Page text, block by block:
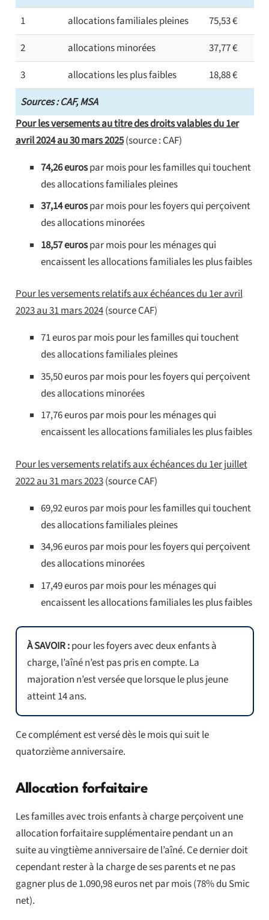
Sources : CAF, MSA
1 allocations familiales pleines
75,53 €
2
allocations minorées
37,77 €
3
allocations les plus faibles 18,88 €
Pour les versements au titre des droits valables du 1er
avril 2024 au 30 mars 2025(source : CAF)
74,26 eurospar mois pour les familles qui touchent
des allocations familiales pleines
37,14 eurospar mois pour les foyers qui perçoivent
des allocations minorées
18,57 eurospar mois pour les ménages qui
encaissent les allocations familiales les plus faibles
Pour les versements relatifs aux échéances du 1er avril
2023 au 31 mars 2024(source CAF)
71 euros par mois pour les familles qui touchent
des allocations familiales pleines
35,50 euros par mois pour les foyers qui perçoivent
des allocations minorées
17,76 euros par mois pour les ménages qui
encaissent les allocations familiales les plus faibles
Pour les versements relatifs aux échéances du 1er juillet
2022 au 31 mars 2023(source CAF)
69,92 euros par mois pour les familles qui touchent
des allocations familiales pleines
34,96 euros par mois pour les foyers qui perçoivent
des allocations minorées
17,49 euros par mois pour les ménages qui
encaissent les allocations familiales les plus faibles
À SAVOIR :pour les foyers avec deux enfants à
charge, l’aîné n’est pas pris en compte. La
majoration n’est versée que lorsque le plus jeune
atteint 14 ans.
Ce complément est versé dès le mois qui suit le
quatorzième anniversaire.
Allocation forfaitaire
Les familles avec trois enfants à charge perçoivent une
allocation forfaitaire supplémentaire pendant un an
suite au vingtième anniversaire de l’aîné. Ce dernier doit
cependant rester à la charge de ses parents et ne pas
gagner plus de 1.090,98 euros net par mois (78% du Smic
net).